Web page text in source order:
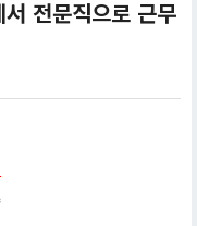
전문직으로 근무